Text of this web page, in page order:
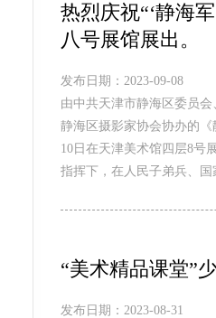
热烈庆祝“‘静海
八号展馆展出。
发布日期：2023-09-08
由中共天津市静海区委员
静海区摄影家协会协办的
10日在天津美术馆四层8号
指挥下，在人民子弟兵、
“美术精品课堂”
发布日期：2023-08-31